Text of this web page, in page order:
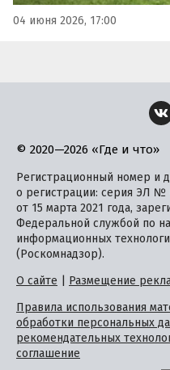
04 июня 2026, 17:00
© 2020—2026 «Где и что»
Регистрационный номер и
о регистрации: серия ЭЛ №
от 15 марта 2021 года,
Федеральной службой по
информационных
(Роскомнадзор).
О сайте
Размещение
Правила использования
обработки персональных
рекомендательных
соглашение